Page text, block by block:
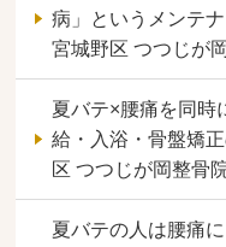
病」というメンテ
宮城野区 つつじが
夏バテ×腰痛を同時
給・入浴・骨盤矯
区 つつじが岡整骨
夏バテの人は腰痛